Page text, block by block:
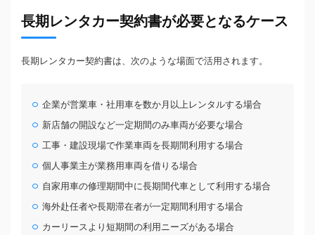
長期レンタカー契約書が必要となるケース
長期レンタカー契約書は、次のような場面で活用されます。
企業が営業車・社用車を数か月以上レンタルする場合
新店舗の開設など一定期間のみ車両が必要な場合
工事・建設現場で作業車両を長期間利用する場合
個人事業主が業務用車両を借りる場合
自家用車の修理期間中に長期間代車として利用する場合
海外赴任者や長期滞在者が一定期間利用する場合
カーリースより短期間の利用ニーズがある場合